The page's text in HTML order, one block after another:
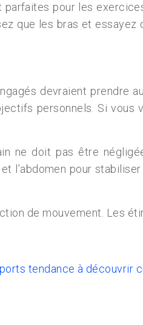
pour les
que les bras et essayez
devraient prendre
personnels. Si vous
ne doit pas être
l’abdomen pour
de mouvement. Les
tendance à découvrir